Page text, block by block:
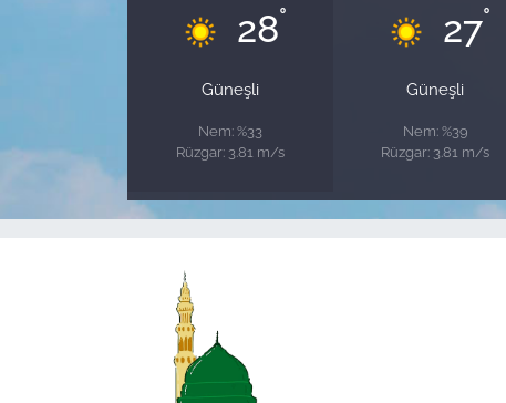
28°
Güneşli
Nem: %33
Rüzgar: 3.81 m/s
27°
Güneşli
Nem: %39
Rüzgar: 3.81 m/s